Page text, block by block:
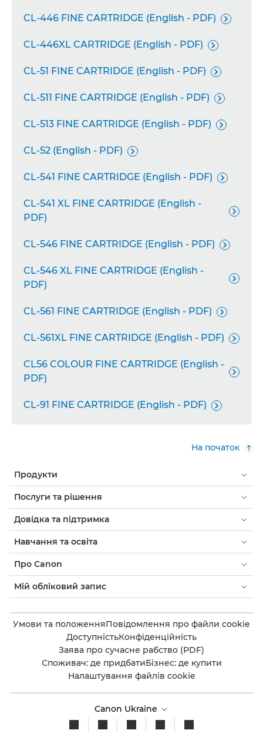
CL-446 FINE CARTRIDGE (English - PDF) 
CL-446XL CARTRIDGE (English - PDF) 
CL-51 FINE CARTRIDGE (English - PDF) 
CL-511 FINE CARTRIDGE (English - PDF) 
CL-513 FINE CARTRIDGE (English - PDF) 
CL-52 (English - PDF) 
CL-541 FINE CARTRIDGE (English - PDF) 
CL-541 XL FINE CARTRIDGE (English -
PDF)

CL-546 FINE CARTRIDGE (English - PDF) 
CL-546 XL FINE CARTRIDGE (English -
PDF)

CL-561 FINE CARTRIDGE (English - PDF) 
CL-561XL FINE CARTRIDGE (English - PDF) 
CL56 COLOUR FINE CARTRIDGE (English -
PDF)

CL-91 FINE CARTRIDGE (English - PDF) 
На початок
Продукти
Послуги та рішення
Довідка та підтримка
Навчання та освіта
Про Canon
Мій обліковий запис
Умови та положенняПовідомлення про файли cookie
ДоступністьКонфіденційність
Заява про сучасне рабство (PDF)
Споживач: де придбатиБізнес: де купити
Налаштування файлів cookie
Canon Ukraine